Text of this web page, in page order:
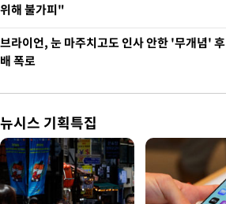
위해 불가피"
브라이언, 눈 마주치고도 인사 안한 '무개념' 후
배 폭로
뉴시스 기획특집